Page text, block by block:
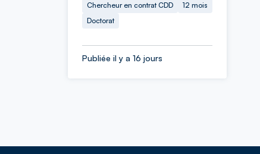
Chercheur en contrat CDD
12 mois
Doctorat
Publiée il y a 16 jours